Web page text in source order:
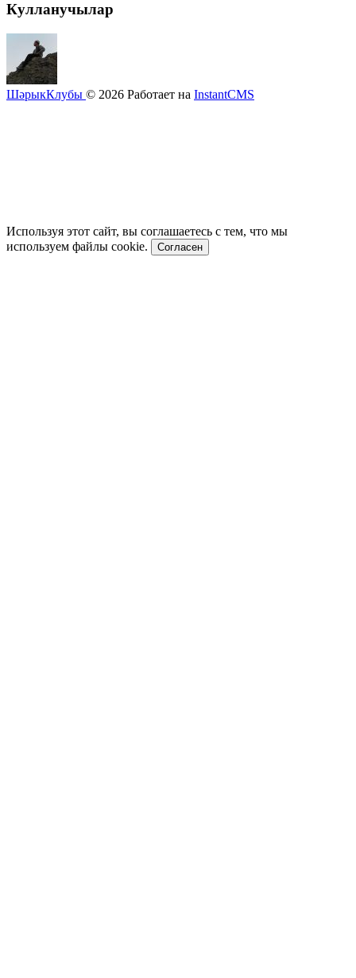
Кулланучылар
ШәрыкКлубы © 2026 Работает на InstantCMS
Используя этот сайт, вы соглашаетесь с тем, что мы
используем файлы cookie.
Согласен